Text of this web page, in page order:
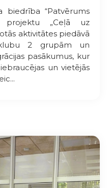
biedrība “Patvērums
projektu „Ceļā uz
aktivitātes piedāvā
klubu 2 grupām un
pasākumus, kur
un vietējās